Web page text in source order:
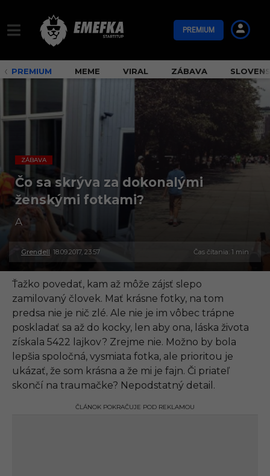
PREMIUM
PREMIUM MEME VIRAL ZÁBAVA
ZÁBAVA
Čo sa skrýva za dokonalými
ženskými fotkami?
A
Grendell 18.09.2017, 23:57
2
.
0
.
2
2
2
0
1
2
Čas čítania: 1 min
Ťažko povedať, kam až môže zájsť slepo
zamilovaný človek. Mať krásne fotky, na tom
predsa nie je nič zlé. Ale nie je im vôbec trápne
poskladať sa až do kocky, len aby ona, láska života
získala 5422 lajkov? Zrejme nie. Možno by bola
lepšia spoločná, vysmiata fotka, ale prioritou je
ukázať, že som krásna a že mi je fajn. Či priateľ
skončí na traumačke? Nepodstatný detail.
ČLÁNOK POKRAČUJE POD REKLAMOU